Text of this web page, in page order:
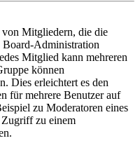
Mitgliedern, die die
Administration
Mitglied kann mehreren
können
Dies erleichtert es den
für mehrere Benutzer auf
zu Moderatoren eines
Zugriff zu einem